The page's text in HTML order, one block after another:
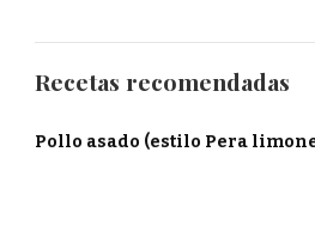
Recetas recomendadas
Pollo asado (estilo Pera